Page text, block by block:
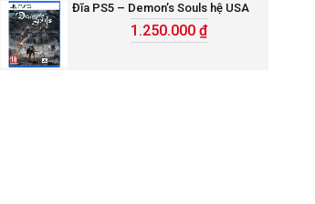
Đĩa PS5 – Demon’s Souls hệ USA
1.250.000₫